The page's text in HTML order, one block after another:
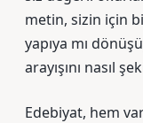
metin, sizin için
yapıya mı
arayışını nasıl
Edebiyat, hem